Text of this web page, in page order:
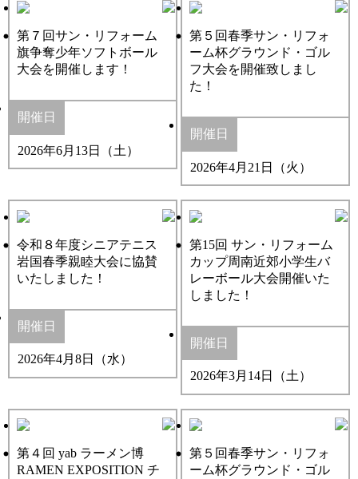
第７回サン・リフォーム
旗争奪少年ソフトボール
大会を開催します！
開催日
2026年6月13日（土）
第５回春季サン・リフォ
ーム杯グラウンド・ゴル
フ大会を開催致しまし
た！
開催日
2026年4月21日（火）
令和８年度シニアテニス
岩国春季親睦大会に協賛
いたしました！
開催日
2026年4月8日（水）
第15回 サン・リフォーム
カップ周南近郊小学生バ
レーボール大会開催いた
しました！
開催日
2026年3月14日（土）
第４回 yab ラーメン博
RAMEN EXPOSITION チ
第５回春季サン・リフォ
ーム杯グラウンド・ゴル